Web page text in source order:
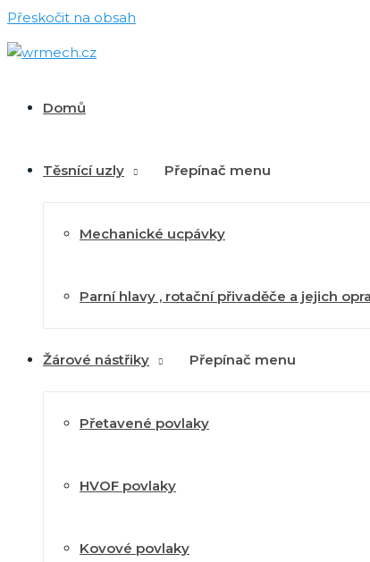
Přeskočit na obsah
Domů
Těsnící uzly Přepínač menu
Mechanické ucpávky
Parní hlavy , rotační přivaděče a jejich
Žárové nástřiky Přepínač menu
Přetavené povlaky
HVOF povlaky
Kovové povlaky